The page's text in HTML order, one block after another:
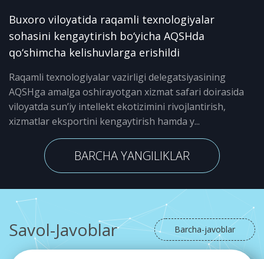
Buxoro viloyatida raqamli texnologiyalar
sohasini kengaytirish bo‘yicha AQSHda
qo‘shimcha kelishuvlarga erishildi
Raqamli texnologiyalar vazirligi delegatsiyasining
AQSHga amalga oshirayotgan xizmat safari doirasida
viloyatda sun’iy intellekt ekotizimini rivojlantirish,
xizmatlar eksportini kengaytirish hamda y...
BARCHA YANGILIKLAR
Savol-Javoblar Barcha-javoblar